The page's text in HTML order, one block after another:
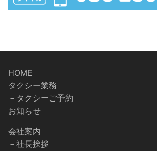
HOME
タクシー業務
－タクシーご予約
お知らせ
会社案内
－社長挨拶